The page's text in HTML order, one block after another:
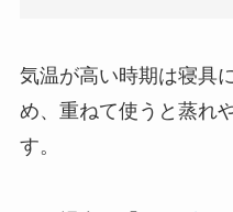
気温が高い時期は寝具
め、重ねて使うと蒸れ
す。